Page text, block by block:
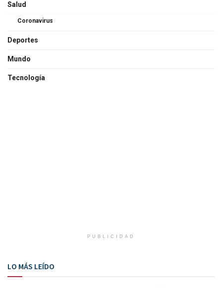
Salud
Coronavirus
Deportes
Mundo
Tecnología
PUBLICIDAD
LO MÁS LEÍDO